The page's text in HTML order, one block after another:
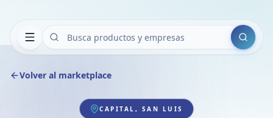
Buscar
Volver al marketplace
CAPITAL, SAN LUIS